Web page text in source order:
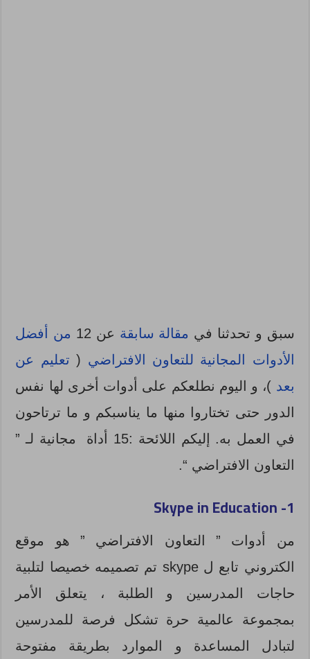
سبق و تحدثنا في مقالة سابقة عن 12
من أفضل
الأدوات المجانية للتعاون الافتراضي ( تعليم عن
بعد )، و اليوم نطلعكم على أدوات أخرى لها نفس
الدور حتى تختاروا منها ما يناسبكم و ما ترتاحون
في العمل به. إليكم اللائحة :15 أداة مجانية لـ ”
التعاون الافتراضي “.
1-
Skype in Education
من أدوات ” التعاون الافتراضي ” هو موقع
الكتروني تابع ل skype تم تصميمه خصيصا لتلبية
حاجات المدرسين و الطلبة ، يتعلق الأمر
بمجموعة عالمية حرة تشكل فرصة للمدرسين
لتبادل المساعدة و الموارد بطريقة مفتوحة